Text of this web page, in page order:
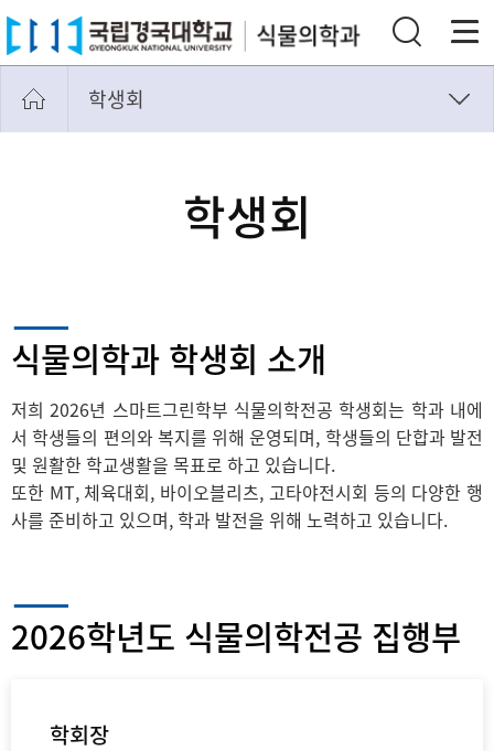
학생회
고타야, 바이오블리츠학생회
식물의학과 학생회 소개
저희 2026년 스마트그린학부 식물의학전공 학생회는 학과 내에
서 학생들의 편의와 복지를 위해 운영되며, 학생들의 단합과 발전
및 원활한 학교생활을 목표로 하고 있습니다.
또한 MT, 체육대회, 바이오블리츠, 고타야전시회 등의 다양한 행
사를 준비하고 있으며, 학과 발전을 위해 노력하고 있습니다.
2026학년도 식물의학전공 집행부
학회장